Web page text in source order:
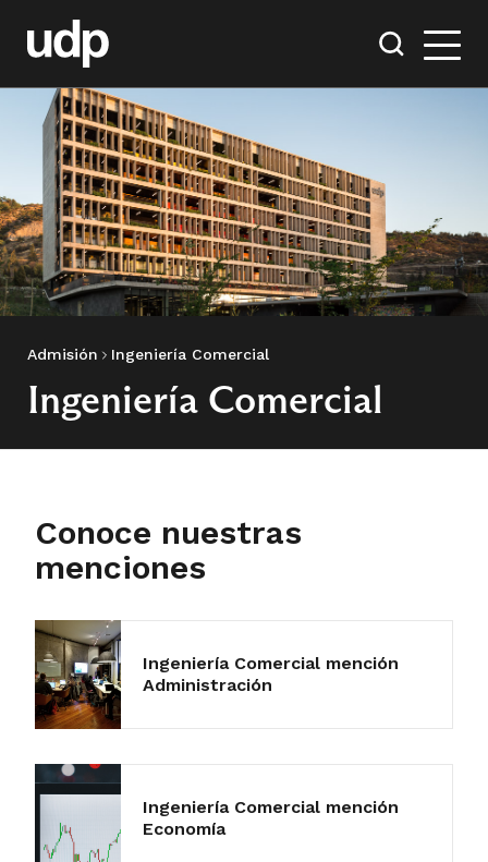
Admisión Ingeniería Comercial
Ingeniería Comercial
Conoce nuestras
menciones
Ingeniería Comercial mención
Administración
Ingeniería Comercial mención
Economía